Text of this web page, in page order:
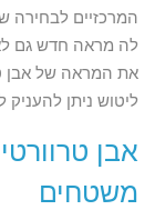
המרכזיים לבחירה
לה מראה חדש גם
את המראה של אבן
ליטוש ניתן להעניק
אבן
משטחים